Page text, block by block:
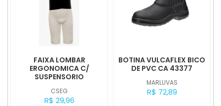
CSEG
FAIXA LOMBAR
ERGONOMICA C/
SUSPENSORIO
R$ 29,96
MARLUVAS
BOTINA VULCAFLEX BICO
DE PVC CA 43377
R$ 72,89